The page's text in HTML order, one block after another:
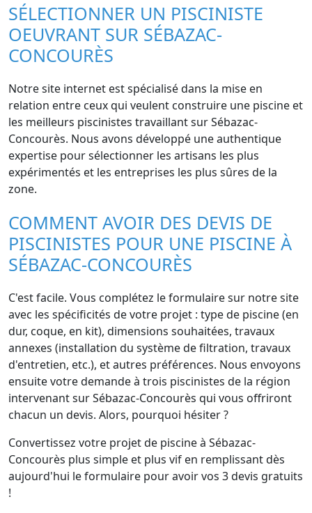
SÉLECTIONNER UN PISCINISTE
OEUVRANT SUR SÉBAZAC-
CONCOURÈS
Notre site internet est spécialisé dans la mise en
relation entre ceux qui veulent construire une piscine et
les meilleurs piscinistes travaillant sur Sébazac-
Concourès. Nous avons développé une authentique
expertise pour sélectionner les artisans les plus
expérimentés et les entreprises les plus sûres de la
zone.
COMMENT AVOIR DES DEVIS DE
PISCINISTES POUR UNE PISCINE À
SÉBAZAC-CONCOURÈS
C'est facile. Vous complétez le formulaire sur notre site
avec les spécificités de votre projet : type de piscine (en
dur, coque, en kit), dimensions souhaitées, travaux
annexes (installation du système de filtration, travaux
d'entretien, etc.), et autres préférences. Nous envoyons
ensuite votre demande à trois piscinistes de la région
intervenant sur Sébazac-Concourès qui vous offriront
chacun un devis. Alors, pourquoi hésiter ?
Convertissez votre projet de piscine à Sébazac-
Concourès plus simple et plus vif en remplissant dès
aujourd'hui le formulaire pour avoir vos 3 devis gratuits
!